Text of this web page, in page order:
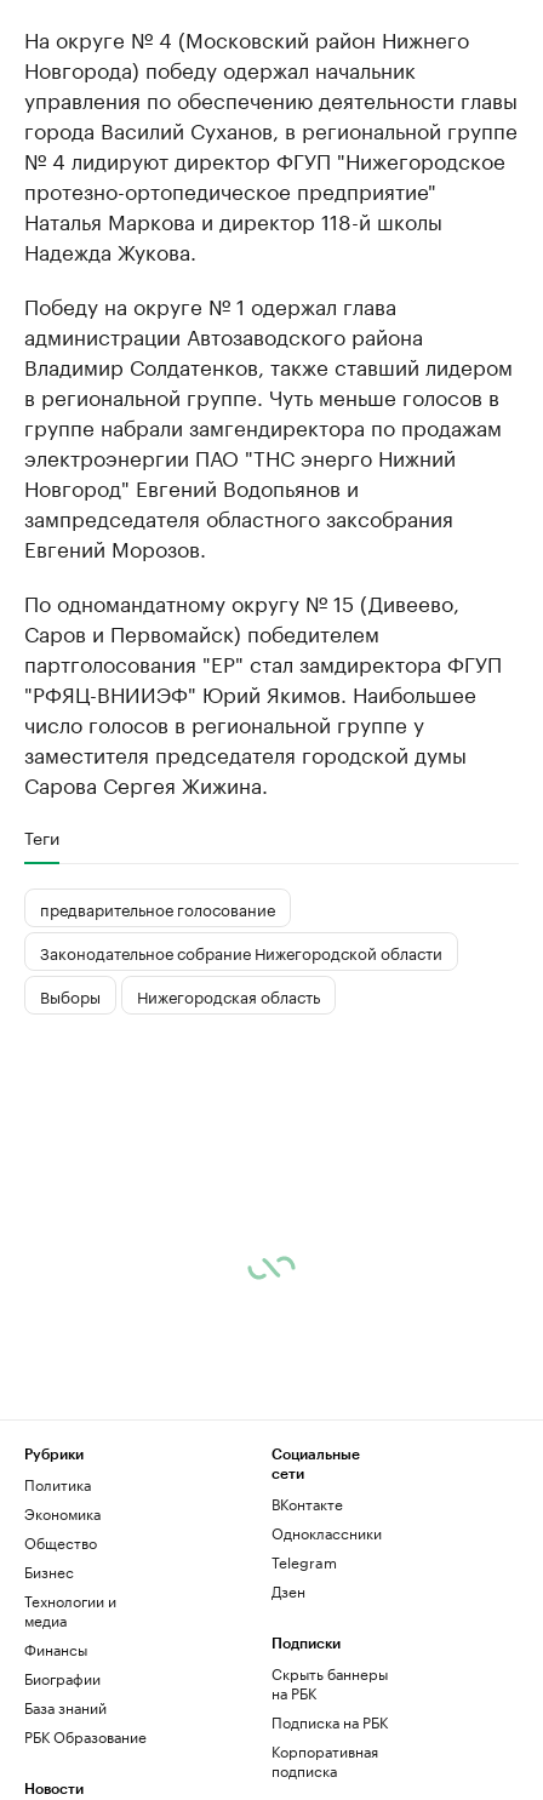
На округе № 4 (Московский район Нижнего
Новгорода) победу одержал начальник
управления по обеспечению деятельности главы
города Василий Суханов, в региональной группе
№ 4 лидируют директор ФГУП "Нижегородское
протезно-ортопедическое предприятие"
Наталья Маркова и директор 118-й школы
Надежда Жукова.
Победу на округе № 1 одержал глава
администрации Автозаводского района
Владимир Солдатенков, также ставший лидером
в региональной группе. Чуть меньше голосов в
группе набрали замгендиректора по продажам
электроэнергии ПАО "ТНС энерго Нижний
Новгород" Евгений Водопьянов и
зампредседателя областного заксобрания
Евгений Морозов.
По одномандатному округу № 15 (Дивеево,
Саров и Первомайск) победителем
партголосования "ЕР" стал замдиректора ФГУП
"РФЯЦ-ВНИИЭФ" Юрий Якимов. Наибольшее
число голосов в региональной группе у
заместителя председателя городской думы
Сарова Сергея Жижина.
Теги
предварительное голосование
Законодательное собрание Нижегородской области
Выборы
Нижегородская область
Рубрики
Политика
Экономика
Общество
Бизнес
Технологии и
медиа
Финансы
Биографии
База знаний
РБК Образование
Новости
Социальные
сети
ВКонтакте
Одноклассники
Telegram
Дзен
Подписки
Скрыть баннеры
на РБК
Подписка на РБК
Корпоративная
подписка